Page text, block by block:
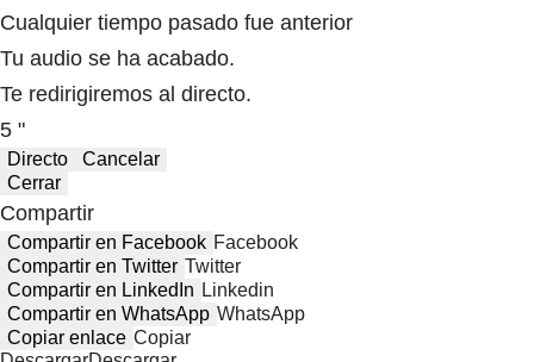
Cualquier tiempo pasado fue anterior
Tu audio se ha acabado.
Te redirigiremos al directo.
5 "
Directo
Cancelar
Cerrar
Compartir
Compartir en Facebook Facebook
Compartir en Twitter Twitter
Compartir en LinkedIn Linkedin
Compartir en WhatsApp WhatsApp
Copiar enlace Copiar